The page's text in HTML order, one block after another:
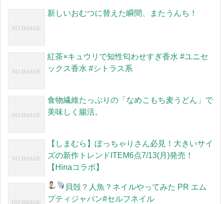
新しいおむつに替えた瞬間、またうんち！
紅茶×キュウリで知性匂わせすぎ香水 #ユニセ
ックス香水 #シトラス系
食物繊維たっぷりの「なめこもち麦うどん」で
美味しく腸活。
【しまむら】ぽっちゃりさん必見！大きいサイ
ズの新作トレンドITEM6点7/13(月)発売！
【Hinaコラボ】
貝殻？人魚？ネイルやってみた PR エム
プティジャパン#セルフネイル